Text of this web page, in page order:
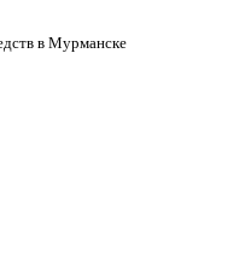
в Мурманске